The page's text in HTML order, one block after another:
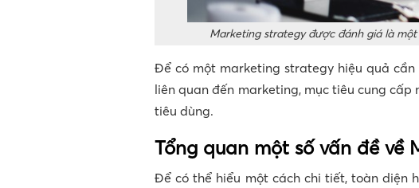
Marketing strategy được đánh giá là
Để có một marketing strategy hiệu quả
liên quan đến marketing, mục tiêu cung
tiêu dùng.
Tổng quan một số vấn đề về
Để có thể hiểu một cách chi tiết, toàn diện